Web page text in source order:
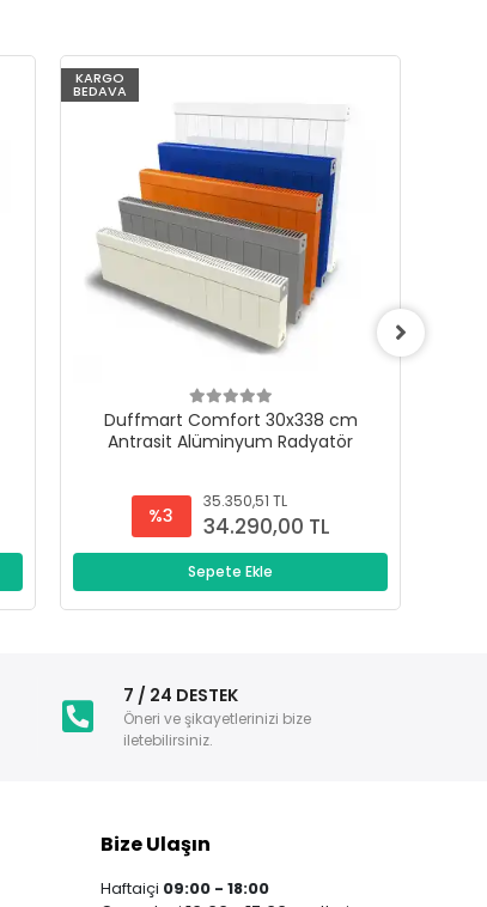
KARGO
BEDAVA
Duffmart Comfort 30x338 cm
Antrasit Alüminyum Radyatör
%3
35.350,51 TL
34.290,00 TL
Sepete Ekle
7 / 24 DESTEK
Öneri ve şikayetlerinizi bize
iletebilirsiniz.
Bize Ulaşın
Haftaiçi 09:00 - 18:00